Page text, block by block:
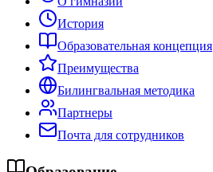
История
Образовательная концепция
Преимущества
Билингвальная методика
Партнеры
Почта для сотрудников